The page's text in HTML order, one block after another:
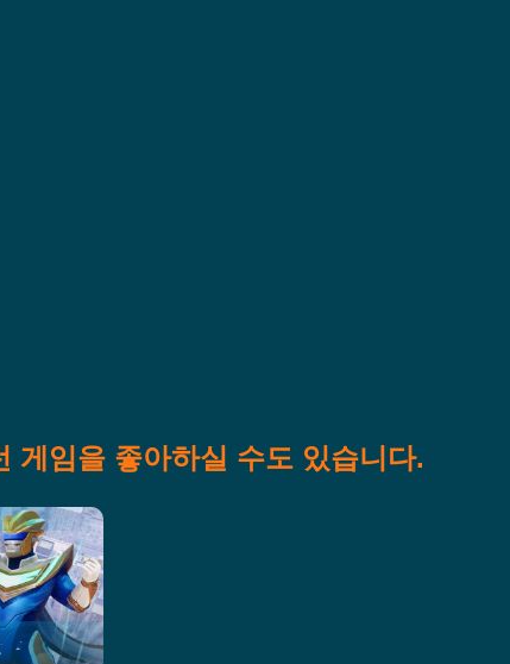
게임을 좋아하실 수도 있습니다.